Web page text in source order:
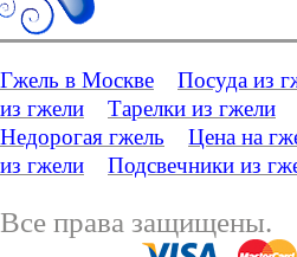
Гжель в Москве Посуда из
из гжели
Тарелки из гжели
Недорогая гжель
Цена на
из гжели
Подсвечники из
Все права защищены.